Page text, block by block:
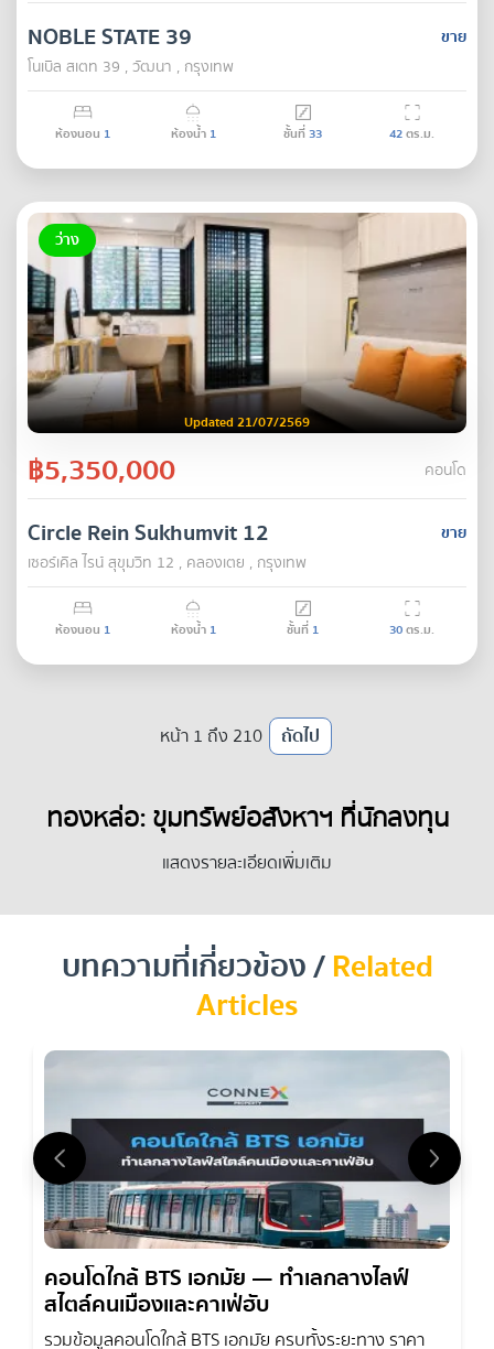
ขาย
NOBLE STATE 39
โนเบิล สเตท 39 , วัฒนา , กรุงเทพ
ห้องนอน 1 ห้องน้ำ 1 ชั้นที่33 42ตร.ม.
ว่าง
Updated 21/07/2569
฿5,350,000 คอนโด
ขาย
Circle Rein Sukhumvit 12
เซอร์เคิล ไรน์ สุขุมวิท 12 , คลองเตย , กรุงเทพ
ห้องนอน 1 ห้องน้ำ 1 ชั้นที่ 1 30ตร.ม.
หน้า 1 ถึง 210 ถัดไป
ทองหล่อ: ขุมทรัพย์อสังหาฯ ที่นักลงทุน
ต้องไม่พลาด
ทองหล่อไม่ใช่แค่ย่านพักอาศัย แต่คือทำเลทองคำสำหรับนักลงทุน
อสังหาริมทรัพย์ ด้วยทำเลใจกลางเมืองและความต้องการที่สูง
จากทั้งคนไทยและชาวต่างชาติ โดยเฉพาะกลุ่ม Expat ทำให้การ
ขายคอนโด ทองหล่อมีศักยภาพในการทำกำไรสูง ไม่ว่าจะเป็นการ
ปล่อยเช่าหรือขายต่อในอนาคต หากคุณกำลังมองหาโอกาส
แสดงรายละเอียดเพิ่มเติม
บทความที่เกี่ยวข้อง /Related
Articles
คอนโดใกล้ BTS เอกมัย — ทำเลกลางไลฟ์
สไตล์คนเมืองและคาเฟ่ฮับ
รวมข้อมูลคอนโดใกล้ BTS เอกมัย ครบทั้งระยะทาง ราคา